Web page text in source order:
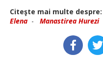
Citeşte mai multe despre:
Elena - Manastirea Hurezi